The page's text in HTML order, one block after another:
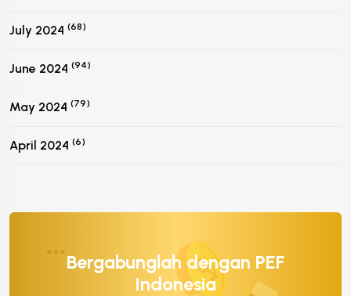
July 2024 (68)
June 2024 (94)
May 2024 (79)
April 2024 (6)
Bergabunglah dengan PEF
Indonesia